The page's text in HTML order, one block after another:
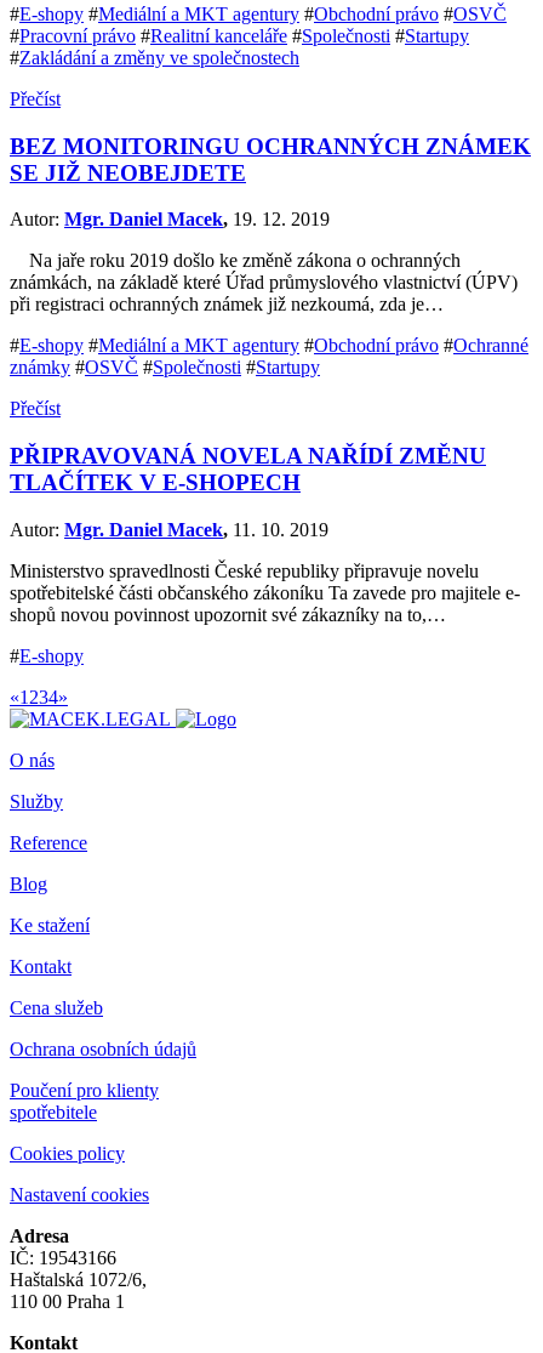
#E-shopy #Mediální a MKT agentury #Obchodní právo #OSVČ
#Pracovní právo #Realitní kanceláře #Společnosti #Startupy
#Zakládání a změny ve společnostech
Přečíst
BEZ MONITORINGU OCHRANNÝCH ZNÁMEK
SE JIŽ NEOBEJDETE
Autor: Mgr. Daniel Macek, 19. 12. 2019
Na jaře roku 2019 došlo ke změně zákona o ochranných
známkách, na základě které Úřad průmyslového vlastnictví (ÚPV)
při registraci ochranných známek již nezkoumá, zda je…
#E-shopy #Mediální a MKT agentury #Obchodní právo #Ochranné
známky #OSVČ #Společnosti #Startupy
Přečíst
PŘIPRAVOVANÁ NOVELA NAŘÍDÍ ZMĚNU
TLAČÍTEK V E-SHOPECH
Autor: Mgr. Daniel Macek, 11. 10. 2019
Ministerstvo spravedlnosti České republiky připravuje novelu
spotřebitelské části občanského zákoníku Ta zavede pro majitele e-
shopů novou povinnost upozornit své zákazníky na to,…
#E-shopy
«1 234»
O nás
Služby
Reference
Blog
Ke stažení
Kontakt
Cena služeb
Ochrana osobních údajů
Poučení pro klienty
spotřebitele
Cookies policy
Nastavení cookies
Adresa
IČ: 19543166
Haštalská 1072/6,
110 00 Praha 1
Kontakt